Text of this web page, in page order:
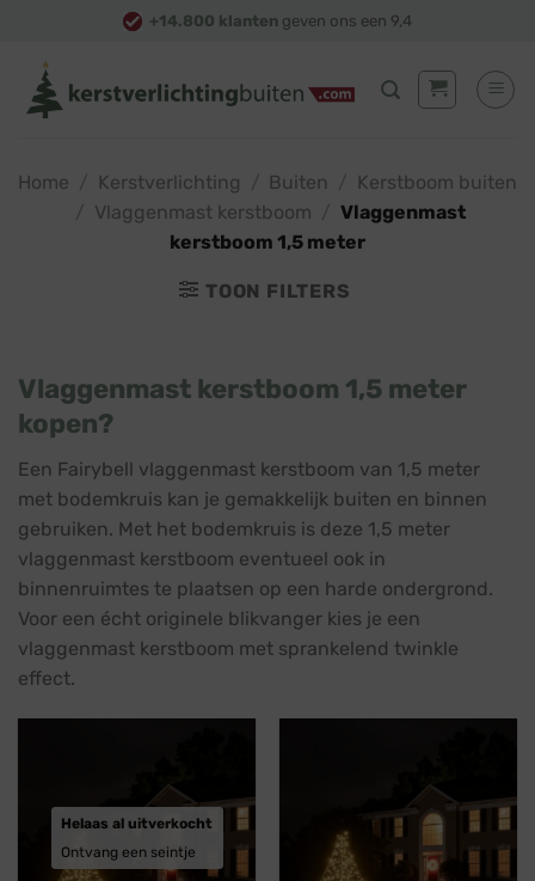
content
+14.800 klanten geven ons een 9,4
Home Kerstverlichting Buiten
Kerstboom buiten
Vlaggenmast kerstboom
Vlaggenmast
kerstboom 1,5 meter
TOON FILTERS
Vlaggenmast kerstboom 1,5 meter
kopen?
Een Fairybell vlaggenmast kerstboom van 1,5 meter
met bodemkruis kan je gemakkelijk buiten en binnen
gebruiken. Met het bodemkruis is deze 1,5 meter
vlaggenmast kerstboom eventueel ook in
binnenruimtes te plaatsen op een harde ondergrond.
Voor een écht originele blikvanger kies je een
vlaggenmast kerstboom met sprankelend twinkle
effect.
Helaas al uitverkocht
Ontvang een seintje